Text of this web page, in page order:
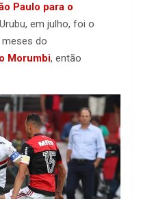
Paulo para o
em julho, foi o
do
Morumbi, então